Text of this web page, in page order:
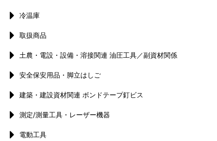
冷温庫
取扱商品
土農・電設・設備・溶接関連 油圧工具／副資材関係
安全保安用品・脚立はしご
建築・建設資材関連 ボンドテープ釘ビス
測定/測量工具・レーザー機器
電動工具